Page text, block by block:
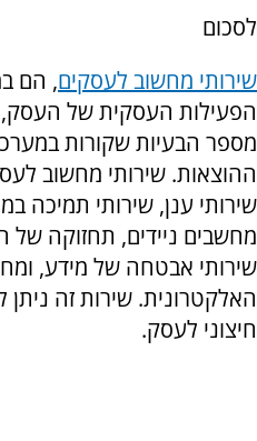
לסכום
שירותי מחשוב לעסקים, הם
הפעילות העסקית של
מספר הבעיות שקורות
ההוצאות. שירותי מחשוב
שירותי ענן, שירותי תמיכה
מחשבים ניידים, תחזוקה של
שירותי אבטחה של מידע,
האלקטרונית. שירות זה
חיצוני לעסק.